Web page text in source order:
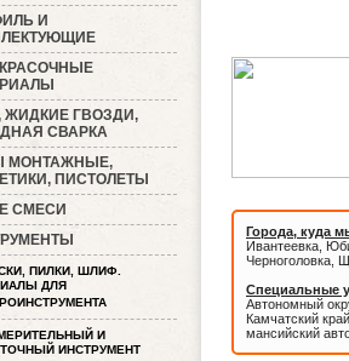
И
ЖИДКИЕ ГВОЗДИ,
СВАРКА
МОНТАЖНЫЕ,
ПИСТОЛЕТЫ
СМЕСИ
ПИЛКИ, ШЛИФ.
ДЛЯ
И
ИНСТРУМЕНТ
Города, куда
Ивантеевка,
Черноголовка,
Специальные
Автономный
Камчатский
мансийский